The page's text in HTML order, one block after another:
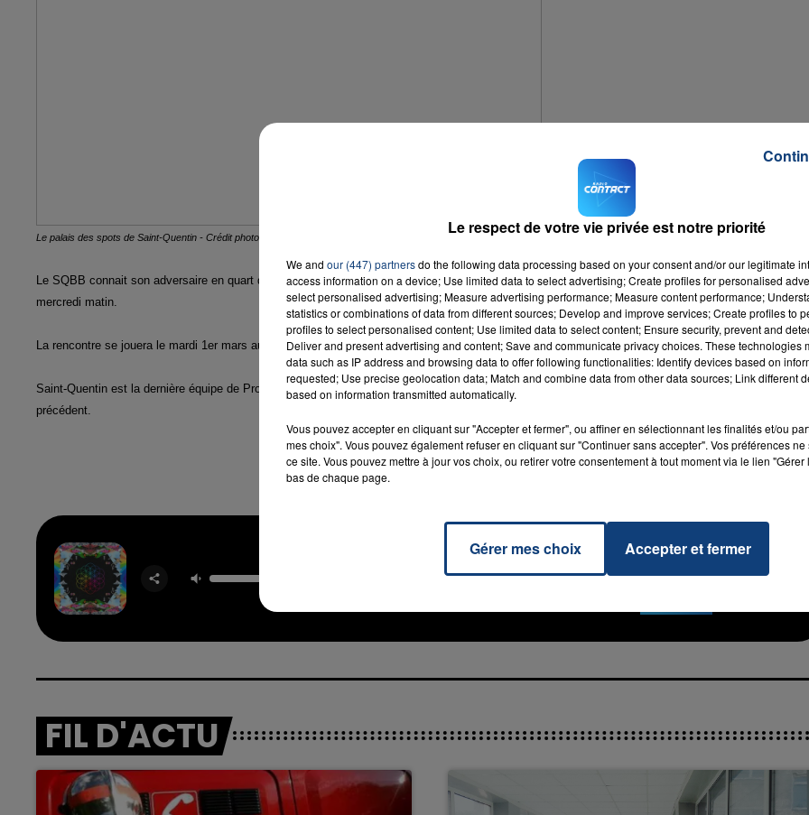
Le palais des spots de Saint-Quentin - Crédit photo TD
Le SQBB connait son adversaire en quart de finale de Coupe de France : ce sera Villeurbanne, l'actuel 4ème de la Pro A. Le tirage au sort a eu lieu
mercredi matin.
La rencontre se jouera le mardi 1er mars au Palais des Sports Pierre Ratte.
Saint-Quentin est la dernière équipe de Pro B encore qualifiée dans la compétition, après avoir notamment éliminée Nancy, club de Pro A, au tour
précédent.
RADIO CONTACT
FIL D'ACTU
7h00 - 11h00
La Team de l'été
Le respect de votre vie privée est notre priorité
We and our (447) partnersdo the following data processing based on your consent and/or our legitimate
access information on a device; Use limited data to select advertising; Create profiles for personalised
select personalised advertising; Measure advertising performance; Measure content performance;
statistics or combinations of data from different sources; Develop and improve services; Create profiles to
profiles to select personalised content; Use limited data to select content; Ensure security, prevent and
Deliver and present advertising and content; Save and communicate privacy choices. These technologies
data such as IP address and browsing data to offer following functionalities: Identify devices based on
requested; Use precise geolocation data; Match and combine data from other data sources; Link different
based on information transmitted automatically.
Vous pouvez accepter en cliquant sur "Accepter et fermer", ou affiner en sélectionnant les finalités et/ou
mes choix". Vous pouvez également refuser en cliquant sur "Continuer sans accepter". Vos préférences
ce site. Vous pouvez mettre à jour vos choix, ou retirer votre consentement à tout moment via le lien
bas de chaque page.
Gérer mes choix Accepter et fermer